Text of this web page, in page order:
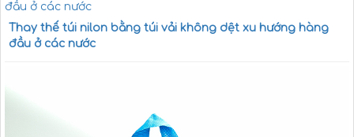
Thay thế túi nilon bằng túi vải không dệt xu hướng hàng
đầu ở các nước